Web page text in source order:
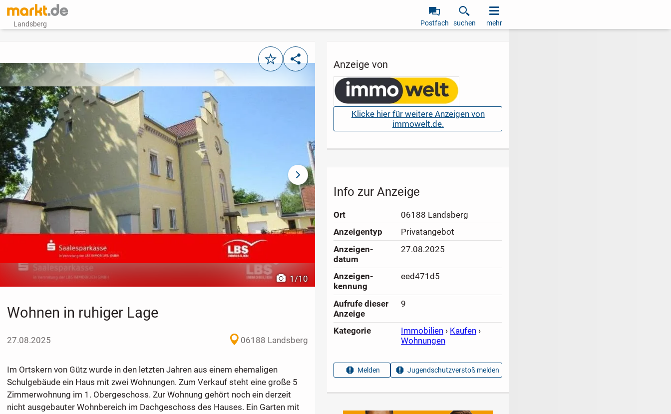
Landsberg Postfach suchen mehr
MerkenTeilen
vorheriges Bild
1/10
nächstes Bild
Wohnen in ruhiger Lage
27.08.2025 06188 Landsberg
Im Ortskern von Gütz wurde in den letzten Jahren aus einem ehemaligen
Schulgebäude ein Haus mit zwei Wohnungen. Zum Verkauf steht eine große 5
Zimmerwohnung im 1. Obergeschoss. Zur Wohnung gehört noch ein derzeit
nicht ausgebauter Wohnbereich im Dachgeschoss des Hauses. Ein Garten mit
Anzeige von
Klicke hier für weitere Anzeigen von
immowelt.de.
Info zur Anzeige
Ort
06188 Landsberg
Anzeigen­typ
Privatangebot
Anzeigen­
datum
27.08.2025
Anzeigen­
kennung
eed471d5
Aufrufe dieser
Anzeige
9
Kategorie Immobilien › Kaufen ›
Wohnungen
Melden Jugendschutzverstoß melden